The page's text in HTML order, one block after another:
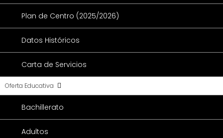
Plan de Centro (2025/2026)
Datos Históricos
Carta de Servicios
Oferta Educativa
Bachillerato
Adultos